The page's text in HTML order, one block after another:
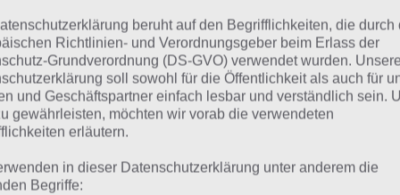
beruht auf den Begrifflichkeiten, die durch
Richtlinien- und Verordnungsgeber beim Erlass der
Grundverordnung (DS-GVO) verwendet wurden. Unsere
soll sowohl für die Öffentlichkeit als auch für
und Geschäftspartner einfach lesbar und verständlich sein.
gewährleisten, möchten wir vorab die verwendeten
erläutern.
in dieser Datenschutzerklärung unter anderem die
Begriffe: